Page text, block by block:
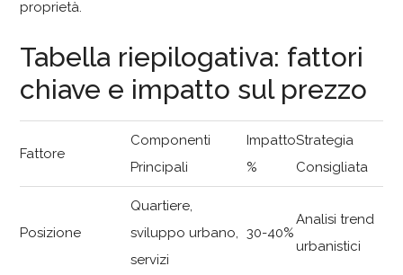
proprietà.
Tabella riepilogativa: fattori
chiave e impatto sul prezzo
Fattore
Componenti
Principali
Impatto
%
Strategia
Consigliata
Posizione
Quartiere,
sviluppo urbano,
servizi
30-40%
Analisi trend
urbanistici